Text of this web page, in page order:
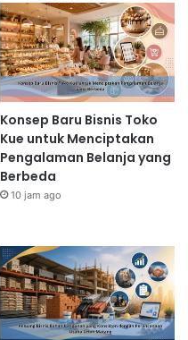
Konsep Baru Bisnis Toko
Kue untuk Menciptakan
Pengalaman Belanja yang
Berbeda
10 jam ago